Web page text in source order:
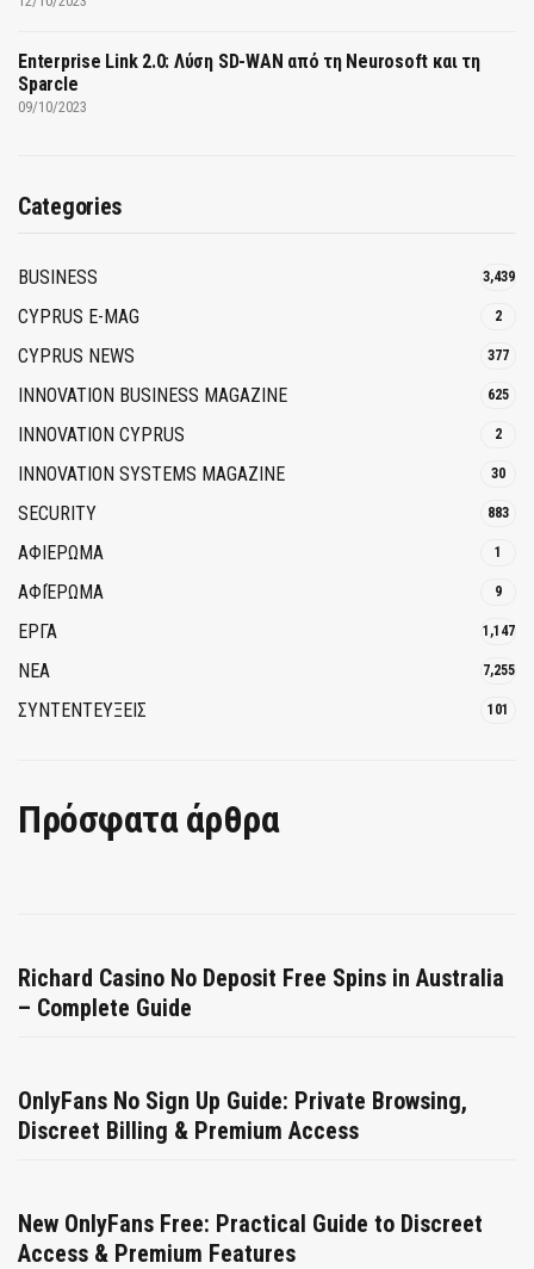
Enterprise Link 2.0: Λύση SD-WAN από τη Neurosoft και τη
Sparcle
09/10/2023
Categories
BUSINESS 3,439
CYPRUS E-MAG 2
CYPRUS NEWS 377
INNOVATION BUSINESS MAGAZINE 625
INNOVATION CYPRUS 2
INNOVATION SYSTEMS MAGAZINE 30
SECURITY 883
ΑΦΙΕΡΩΜΑ 1
ΑΦΙΈΡΩΜΑ 9
ΕΡΓΑ 1,147
ΝΕΑ 7,255
ΣΥΝΤΕΝΤΕΥΞΕΙΣ 101
Πρόσφατα άρθρα
Richard Casino No Deposit Free Spins in Australia
– Complete Guide
OnlyFans No Sign Up Guide: Private Browsing,
Discreet Billing & Premium Access
New OnlyFans Free: Practical Guide to Discreet
Access & Premium Features